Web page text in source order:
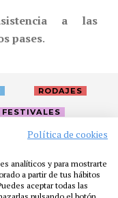
a las
pases.
RODAJES
FESTIVALES
AYUDAS
Política de cookies
analíticos y para mostrarte
a partir de tus hábitos
aceptar todas las